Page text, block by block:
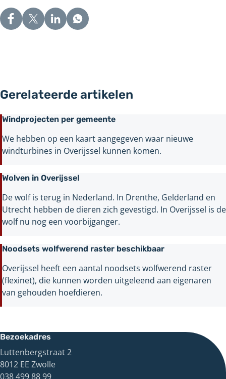
Gerelateerde artikelen
Windprojecten per gemeente
We hebben op een kaart aangegeven waar nieuwe
windturbines in Overijssel kunnen komen.
Wolven in Overijssel
De wolf is terug in Nederland. In Drenthe, Gelderland en
Utrecht hebben de dieren zich gevestigd. In Overijssel is de
wolf nu nog een voorbijganger.
Noodsets wolfwerend raster beschikbaar
Overijssel heeft een aantal noodsets wolfwerend raster
(flexinet), die kunnen worden uitgeleend aan eigenaren
van gehouden hoefdieren.
Bezoekadres
Luttenbergstraat 2
8012 EE Zwolle
038 499 88 99